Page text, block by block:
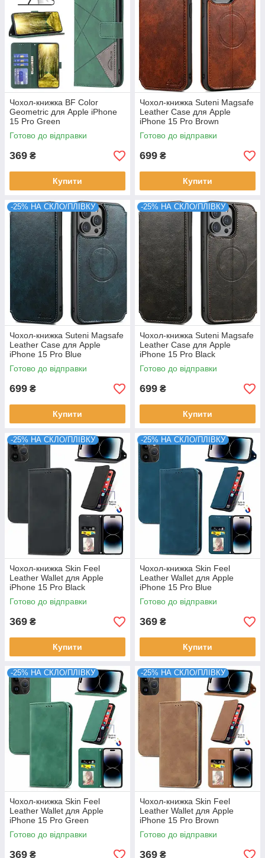
Чохол-книжка BF Color
Geometric для Apple iPhone
15 Pro Green
Готово до відправки
369 ₴
Купити
Чохол-книжка Suteni Magsafe
Leather Case для Apple
iPhone 15 Pro Brown
Готово до відправки
699 ₴
Купити
-25% НА СКЛО/ПЛІВКУ
Чохол-книжка Suteni Magsafe
Leather Case для Apple
iPhone 15 Pro Blue
Готово до відправки
699 ₴
Купити
-25% НА СКЛО/ПЛІВКУ
Чохол-книжка Suteni Magsafe
Leather Case для Apple
iPhone 15 Pro Black
Готово до відправки
699 ₴
Купити
-25% НА СКЛО/ПЛІВКУ
Чохол-книжка Skin Feel
Leather Wallet для Apple
iPhone 15 Pro Black
Готово до відправки
369 ₴
Купити
-25% НА СКЛО/ПЛІВКУ
Чохол-книжка Skin Feel
Leather Wallet для Apple
iPhone 15 Pro Blue
Готово до відправки
369 ₴
Купити
-25% НА СКЛО/ПЛІВКУ
Чохол-книжка Skin Feel
Leather Wallet для Apple
iPhone 15 Pro Green
Готово до відправки
369 ₴
-25% НА СКЛО/ПЛІВКУ
Чохол-книжка Skin Feel
Leather Wallet для Apple
iPhone 15 Pro Brown
Готово до відправки
369 ₴